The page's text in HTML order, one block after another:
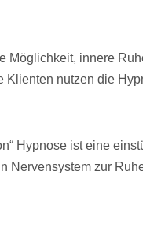
Möglichkeit, innere
Klienten nutzen die
Hypnose ist eine
Nervensystem zur